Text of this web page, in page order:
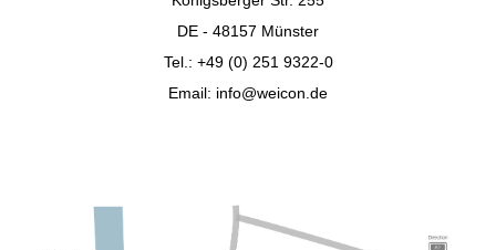
DE - 48157 Münster
Tel.: +49 (0) 251 9322-0
Email: info@weicon.de